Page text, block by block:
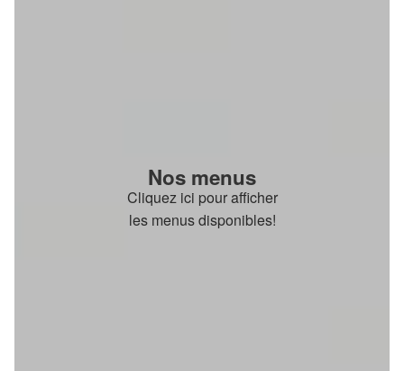
Nos menus
Cliquez ici pour afficher
les menus disponibles!